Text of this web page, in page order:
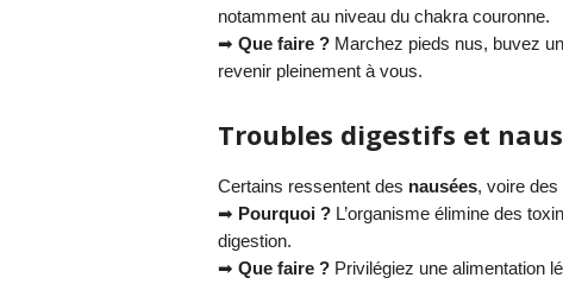
notamment au niveau du chakra couronne.
➡ Que faire ?Marchez pieds nus, buvez
revenir pleinement à vous.
Troubles digestifs et
Certains ressentent des nausées, voire des
➡ Pourquoi ?L’organisme élimine des
digestion.
➡ Que faire ?Privilégiez une alimentation